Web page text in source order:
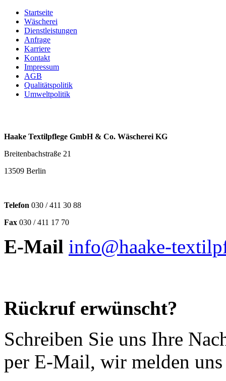
Startseite
Wäscherei
Dienstleistungen
Anfrage
Karriere
Kontakt
Impressum
AGB
Qualitätspolitik
Umweltpolitik
Haake Textilpflege GmbH & Co. Wäscherei KG
Breitenbachstraße 21
13509 Berlin
Telefon 030 / 411 30 88
Fax 030 / 411 17 70
E-Mail info@haake-
Rückruf erwünscht?
Schreiben Sie uns Ihre
per E-Mail, wir melden